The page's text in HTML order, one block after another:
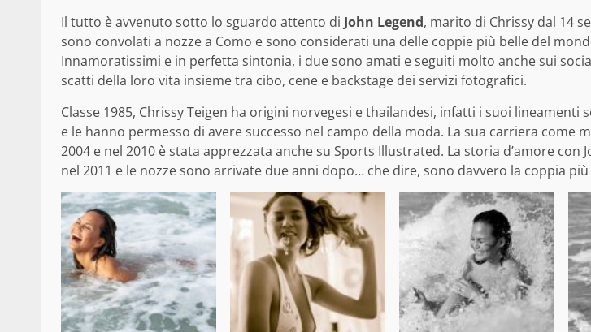
Il tutto è avvenuto sotto lo sguardo attento di John Legend, marito di Chrissy dal 14
sono convolati a nozze a Como e sono considerati una delle coppie più belle del
Innamoratissimi e in perfetta sintonia, i due sono amati e seguiti molto anche sui
scatti della loro vita insieme tra cibo, cene e backstage dei servizi fotografici.
Classe 1985, Chrissy Teigen ha origini norvegesi e thailandesi, infatti i suoi lineamenti
e le hanno permesso di avere successo nel campo della moda. La sua carriera come
2004 e nel 2010 è stata apprezzata anche su Sports Illustrated. La storia d’amore con
nel 2011 e le nozze sono arrivate due anni dopo… che dire, sono davvero la coppia